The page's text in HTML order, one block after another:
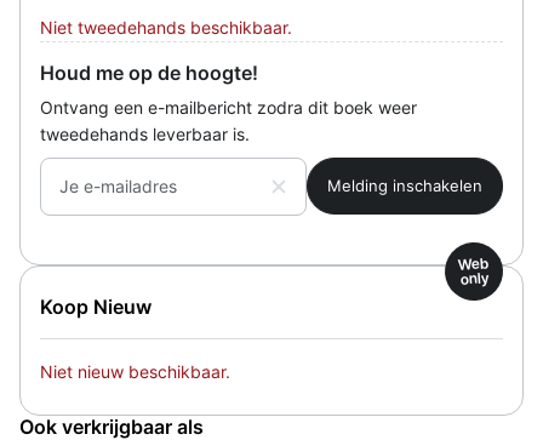
Niet tweedehands beschikbaar.
Houd me op de hoogte!
Ontvang een e-mailbericht zodra dit boek weer
tweedehands leverbaar is.
Je e-mailadres
Koop Nieuw
Web
only
Niet nieuw beschikbaar.
Ook verkrijgbaar als